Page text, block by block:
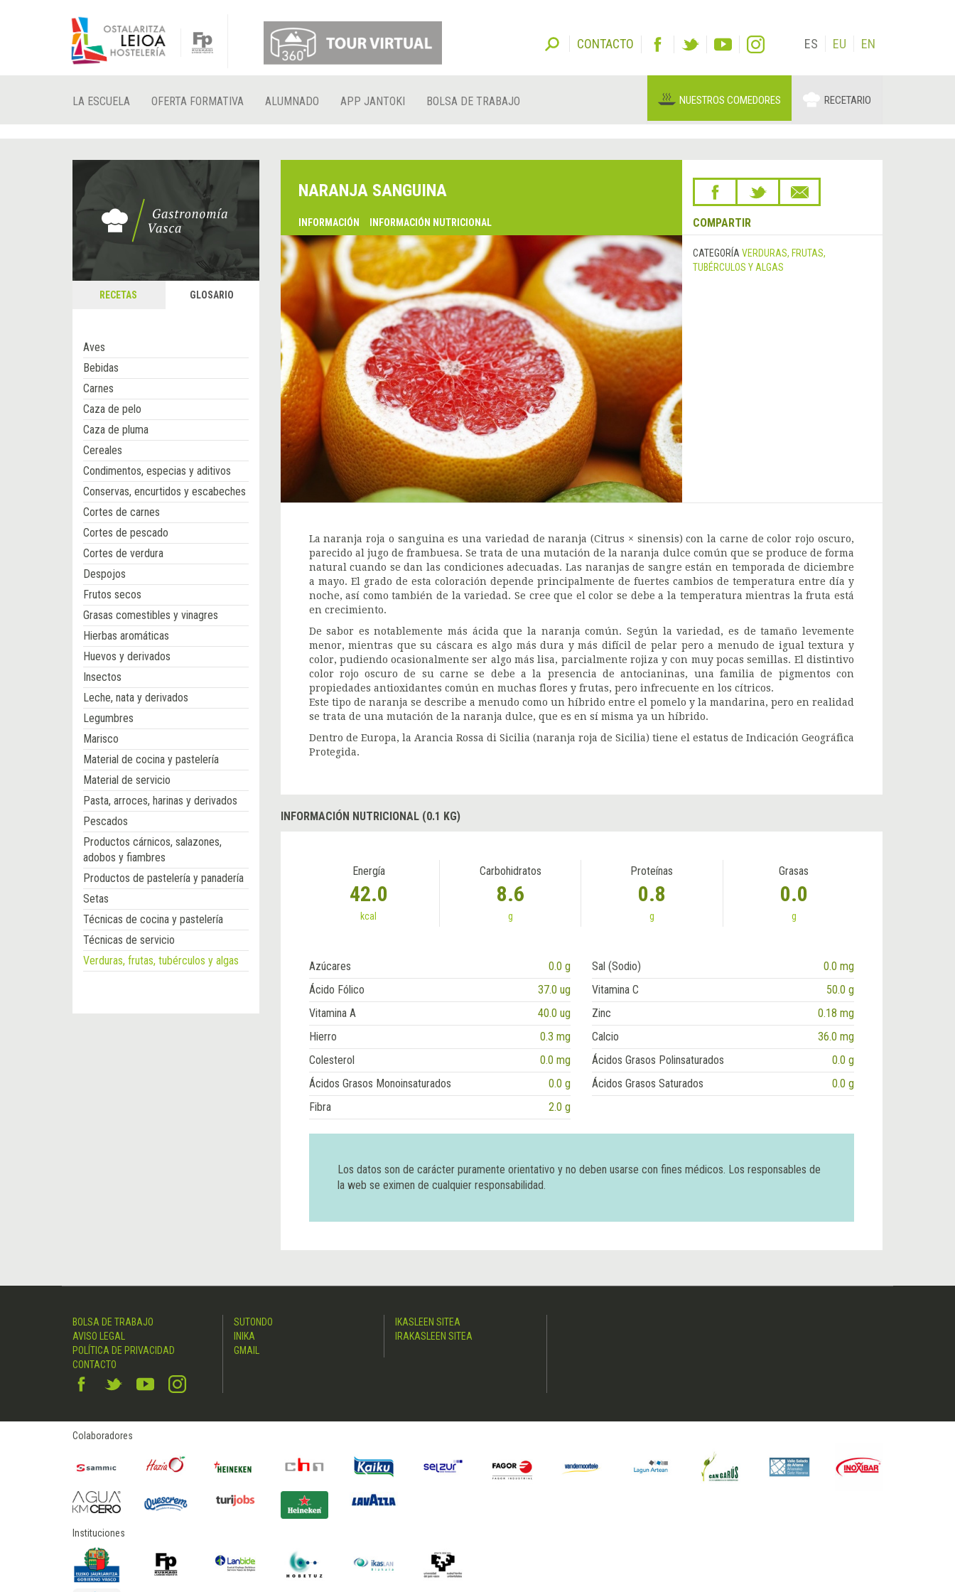
CONTACTO ES EU EN
LA ESCUELA OFERTA FORMATIVA ALUMNADO APP JANTOKI BOLSA DE TRABAJO NUESTROS COMEDORES RECETARIO
RECETAS GLOSARIO
Aves
Bebidas
Carnes
Caza de pelo
Caza de pluma
Cereales
Condimentos, especias y aditivos
Conservas, encurtidos y escabeches
Cortes de carnes
Cortes de pescado
Cortes de verdura
Despojos
Frutos secos
Grasas comestibles y vinagres
Hierbas aromáticas
Huevos y derivados
Insectos
Leche, nata y derivados
Legumbres
Marisco
Material de cocina y pastelería
Material de servicio
Pasta, arroces, harinas y derivados
Pescados
Productos cárnicos, salazones,
adobos y fiambres
Productos de pastelería y panadería
Setas
Técnicas de cocina y pastelería
Técnicas de servicio
Verduras, frutas, tubérculos y algas
NARANJA SANGUINA
INFORMACIÓN INFORMACIÓN NUTRICIONAL COMPARTIR
CATEGORÍA VERDURAS, FRUTAS,
TUBÉRCULOS Y ALGAS
La naranja roja o sanguina es una variedad de naranja (Citrus × sinensis) con la carne de color rojo oscuro,
parecido al jugo de frambuesa. Se trata de una mutación de la naranja dulce común que se produce de forma
natural cuando se dan las condiciones adecuadas. Las naranjas de sangre están en temporada de diciembre
a mayo. El grado de esta coloración depende principalmente de fuertes cambios de temperatura entre día y
noche, así como también de la variedad. Se cree que el color se debe a la temperatura mientras la fruta está
en crecimiento.
De sabor es notablemente más ácida que la naranja común. Según la variedad, es de tamaño levemente
menor, mientras que su cáscara es algo más dura y más difícil de pelar pero a menudo de igual textura y
color, pudiendo ocasionalmente ser algo más lisa, parcialmente rojiza y con muy pocas semillas. El distintivo
color rojo oscuro de su carne se debe a la presencia de antocianinas, una familia de pigmentos con
propiedades antioxidantes común en muchas flores y frutas, pero infrecuente en los cítricos.
Este tipo de naranja se describe a menudo como un híbrido entre el pomelo y la mandarina, pero en realidad
se trata de una mutación de la naranja dulce, que es en sí misma ya un híbrido.
Dentro de Europa, la Arancia Rossa di Sicilia (naranja roja de Sicilia) tiene el estatus de Indicación Geográfica
Protegida.
INFORMACIÓN NUTRICIONAL (0.1 KG)
Energía
42.0
kcal
Carbohidratos
8.6
g
Proteínas
0.8
g
Grasas
0.0
g
Azúcares 0.0 g Sal (Sodio)
0.0 mg
Ácido Fólico
37.0 ug Vitamina C
50.0 g
Vitamina A
40.0 ug Zinc
0.18 mg
Hierro
0.3 mg Calcio
36.0 mg
Colesterol
0.0 mg Ácidos Grasos Polinsaturados
0.0 g
Ácidos Grasos Monoinsaturados
0.0 g Ácidos Grasos Saturados
0.0 g
Fibra
2.0 g
Los datos son de carácter puramente orientativo y no deben usarse con fines médicos. Los responsables de
la web se eximen de cualquier responsabilidad.
BOLSA DE TRABAJO
AVISO LEGAL
POLÍTICA DE PRIVACIDAD
CONTACTO
SUTONDO
INIKA
GMAIL
IKASLEEN SITEA
IRAKASLEEN SITEA
Colaboradores
Instituciones